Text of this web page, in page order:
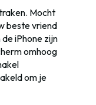
Mocht
beste vriend
iPhone zijn
omhoog
om je